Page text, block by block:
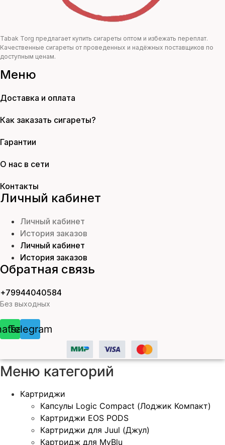
Tabak Torg предлагает купить сигареты оптом и избежать переплат.
Качественные сигареты от проведенных и надёжных поставщиков по
доступным ценам.
Меню
Доставка и оплата
Как заказать сигареты?
Гарантии
О нас в сети
Контакты
Личный кабинет
Личный кабинет
История заказов
Личный кабинет
История заказов
Обратная связь
+79944040584
Без выходных
Telegram
Меню категорий
Картриджи
Капсулы Logic Compact (Лоджик Компакт)
Картриджи EOS PODS
Картриджи для Juul (Джул)
Картридж для MyBlu